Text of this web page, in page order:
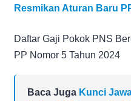
Resmikan Aturan Baru
Daftar Gaji Pokok PNS
PP Nomor 5 Tahun 2024
Baca Juga Kunci